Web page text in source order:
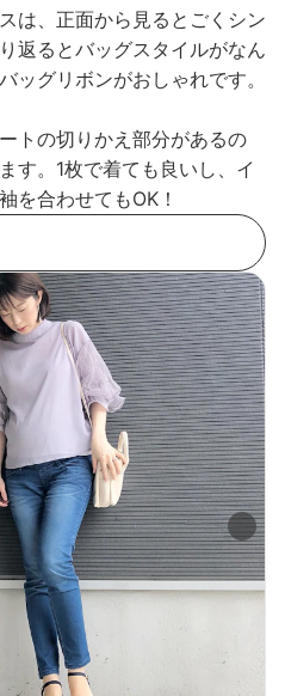
は、正面から見るとごくシン
返るとバッグスタイルがなん
グリボンがおしゃれです。
トの切りかえ部分があるの
す。1枚で着ても良いし、イ
を合わせてもOK！